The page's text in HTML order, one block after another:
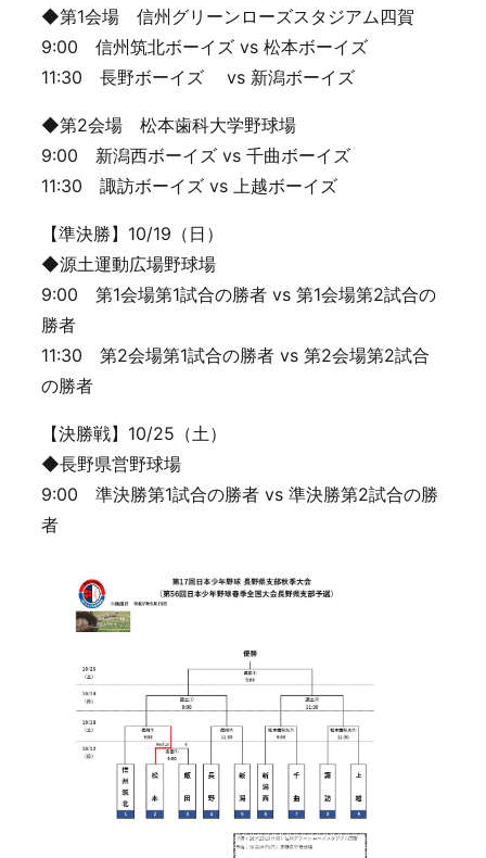
◆第1会場 信州グリーンローズスタジアム四賀
9:00 信州筑北ボーイズ vs 松本ボーイズ
11:30 長野ボーイズ vs 新潟ボーイズ
◆第2会場 松本歯科大学野球場
9:00 新潟西ボーイズ vs 千曲ボーイズ
11:30 諏訪ボーイズ vs 上越ボーイズ
【準決勝】10/19（日）
◆源土運動広場野球場
9:00 第1会場第1試合の勝者 vs 第1会場第2試合の
勝者
11:30 第2会場第1試合の勝者 vs 第2会場第2試合
の勝者
【決勝戦】10/25（土）
◆長野県営野球場
9:00 準決勝第1試合の勝者 vs 準決勝第2試合の勝
者